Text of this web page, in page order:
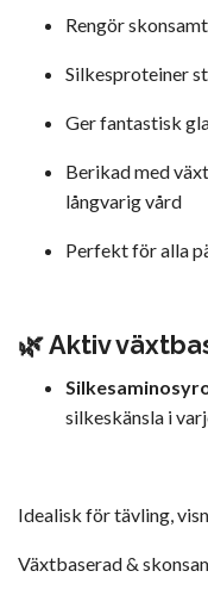
Rengör
Silkesproteiner
Ger fantastisk
Berikad med
långvarig vård
Perfekt för alla
🌿 Aktiv
silkeskänsla i
Idealisk för tävling,
Växtbaserad &